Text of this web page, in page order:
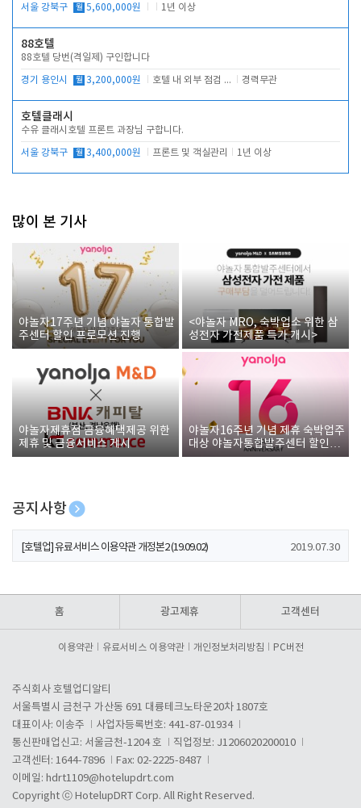
서울 강북구 월 5,600,000원 1년 이상
88호텔
88호텔 당번(격일제) 구인합니다
경기 용인시 월 3,200,000원 호텔 내 외부 점검 및 프런트 운영 경력무관
호텔클래시
수유 클래시호텔 프론트 과장님 구합니다.
서울 강북구 월 3,400,000원 프론트 및 객실관리 1년 이상
많이 본 기사
야놀자17주년 기념 야놀자 통합발
주센터 할인 프로모션 진행
<야놀자 MRO, 숙박업소 위한 삼
성전자 가전제품 특가 개시>
야놀자제휴점 금융혜택제공 위한
제휴 및 금융서비스 게시
야놀자16주년 기념 제휴 숙박업주
대상 야놀자통합발주센터 할인쿠
폰 증정
공지사항
[호텔업] 개인정보 처리방침 개정본1 (19.09.02)
[호텔업] 유료서비스 이용약관 개정본2 (19.09.02) 2019.07.30
홈 광고제휴 고객센터
이용약관 유료서비스 이용약관 개인정보처리방침 PC버전
주식회사 호텔업디알티
서울특별시 금천구 가산동 691 대륭테크노타운20차 1807호
대표이사: 이송주
사업자등록번호: 441-87-01934
통신판매업신고: 서울금천-1204 호
직업정보: J1206020200010
고객센터: 1644-7896
Fax: 02-2225-8487
이메일: hdrt1109@hotelupdrt.com
Copyright ⓒ HotelupDRT Corp. All Right Reserved.